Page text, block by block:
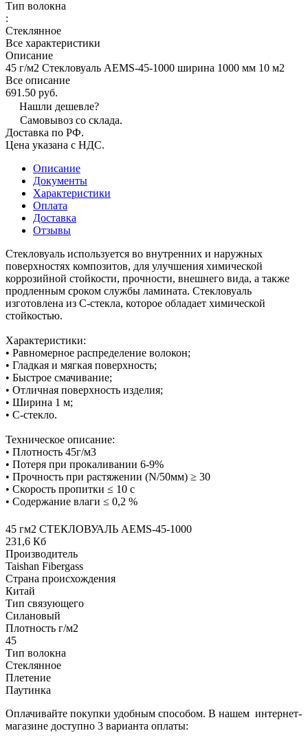
Тип волокна
:
Стеклянное
Все характеристики
Описание
45 г/м2 Стекловуаль AEMS-45-1000 ширина 1000 мм 10 м2
Все описание
691.50 руб.
Нашли дешевле?
Самовывоз со склада.
Доставка по РФ.
Цена указана с НДС.
Описание
Документы
Характеристики
Оплата
Доставка
Отзывы
Стекловуаль используется во внутренних и наружных
поверхностях композитов, для улучшения химической
коррозийной стойкости, прочности, внешнего вида, а также
продленным сроком службы ламината. Стекловуаль
изготовлена из С-стекла, которое обладает химической
стойкостью.
Характеристики:
• Равномерное распределение волокон;
• Гладкая и мягкая поверхность;
• Быстрое смачивание;
• Отличная поверхность изделия;
• Ширина 1 м;
• С-стекло.
Техническое описание:
• Плотность 45г/м3
• Потеря при прокаливании 6-9%
• Прочность при растяжении (N/50мм) ≥ 30
• Скорость пропитки ≤ 10 с
• Содержание влаги ≤ 0,2 %
45 гм2 СТЕКЛОВУАЛЬ AEMS-45-1000
231,6 Кб
Производитель
Taishan Fibergass
Страна происхождения
Китай
Тип связующего
Силановый
Плотность г/м2
45
Тип волокна
Стеклянное
Плетение
Паутинка
Оплачивайте покупки удобным способом. В нашем интернет-
магазине доступно 3 варианта оплаты: